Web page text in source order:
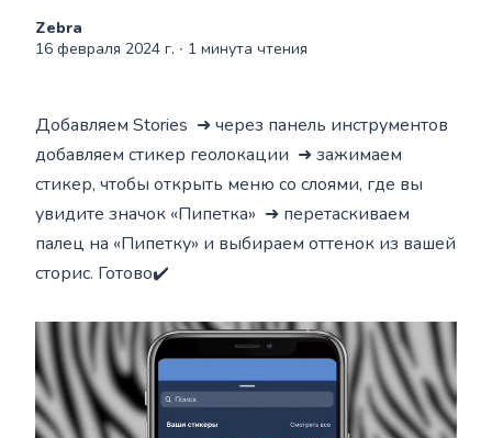
Zebra
16 февраля 2024 г. ∙ 1 минута чтения
Добавляем Stories ➜ через панель инструментов
добавляем стикер геолокации ➜ зажимаем
стикер, чтобы открыть меню со слоями, где вы
увидите значок «Пипетка» ➜ перетаскиваем
палец на «Пипетку» и выбираем оттенок из вашей
сторис. Готово✔️